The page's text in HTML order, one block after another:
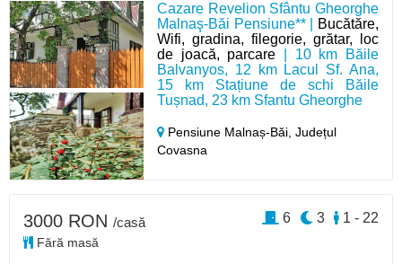
Cazare Revelion Sfântu Gheorghe
Malnaş-Băi Pensiune** |
Bucătăre,
Wifi, gradina, filegorie, grătar, loc
de joacă, parcare | 10 km Băile
Balvanyos, 12 km Lacul Sf. Ana,
15 km Stațiune de schi Băile
Tușnad, 23 km Sfantu Gheorghe
Pensiune Malnaș-Băi,Județul
Covasna
3000 RON /casă
Fără masă
1 - 22
3
6